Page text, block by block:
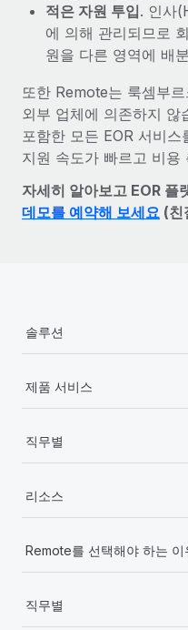
적은 자원 투입. 인사
에 의해 관리되므로
원을 다른 영역에 배
또한 Remote는 룩셈부
외부 업체에 의존하지 않
포함한 모든 EOR 서비
지원 속도가 빠르고 비용
자세히 알아보고 EOR 플
데모를 예약해 보세요 (친
솔루션
제품 서비스
직무별
리소스
Remote를 선택해야 하는 이
직무별